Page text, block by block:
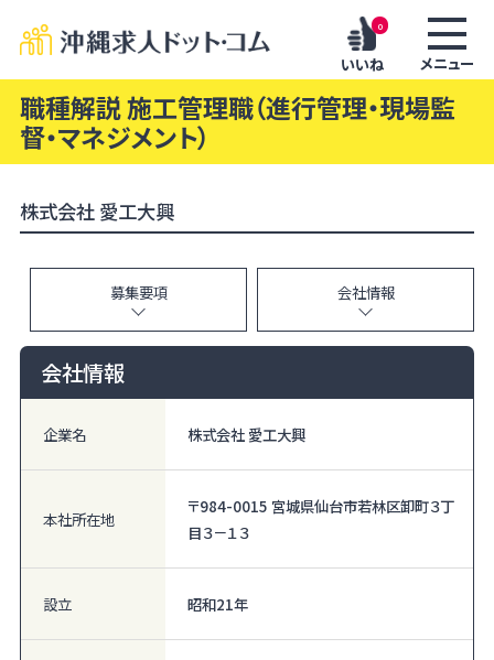
0
いいね メニュー
職種解説 施工管理職（進行管理・現場監
督・マネジメント）
株式会社 愛工大興
募集要項 会社情報
会社情報
企業名 株式会社 愛工大興
本社所在地
〒984-0015 宮城県仙台市若林区卸町３丁
目３－１３
設立 昭和21年